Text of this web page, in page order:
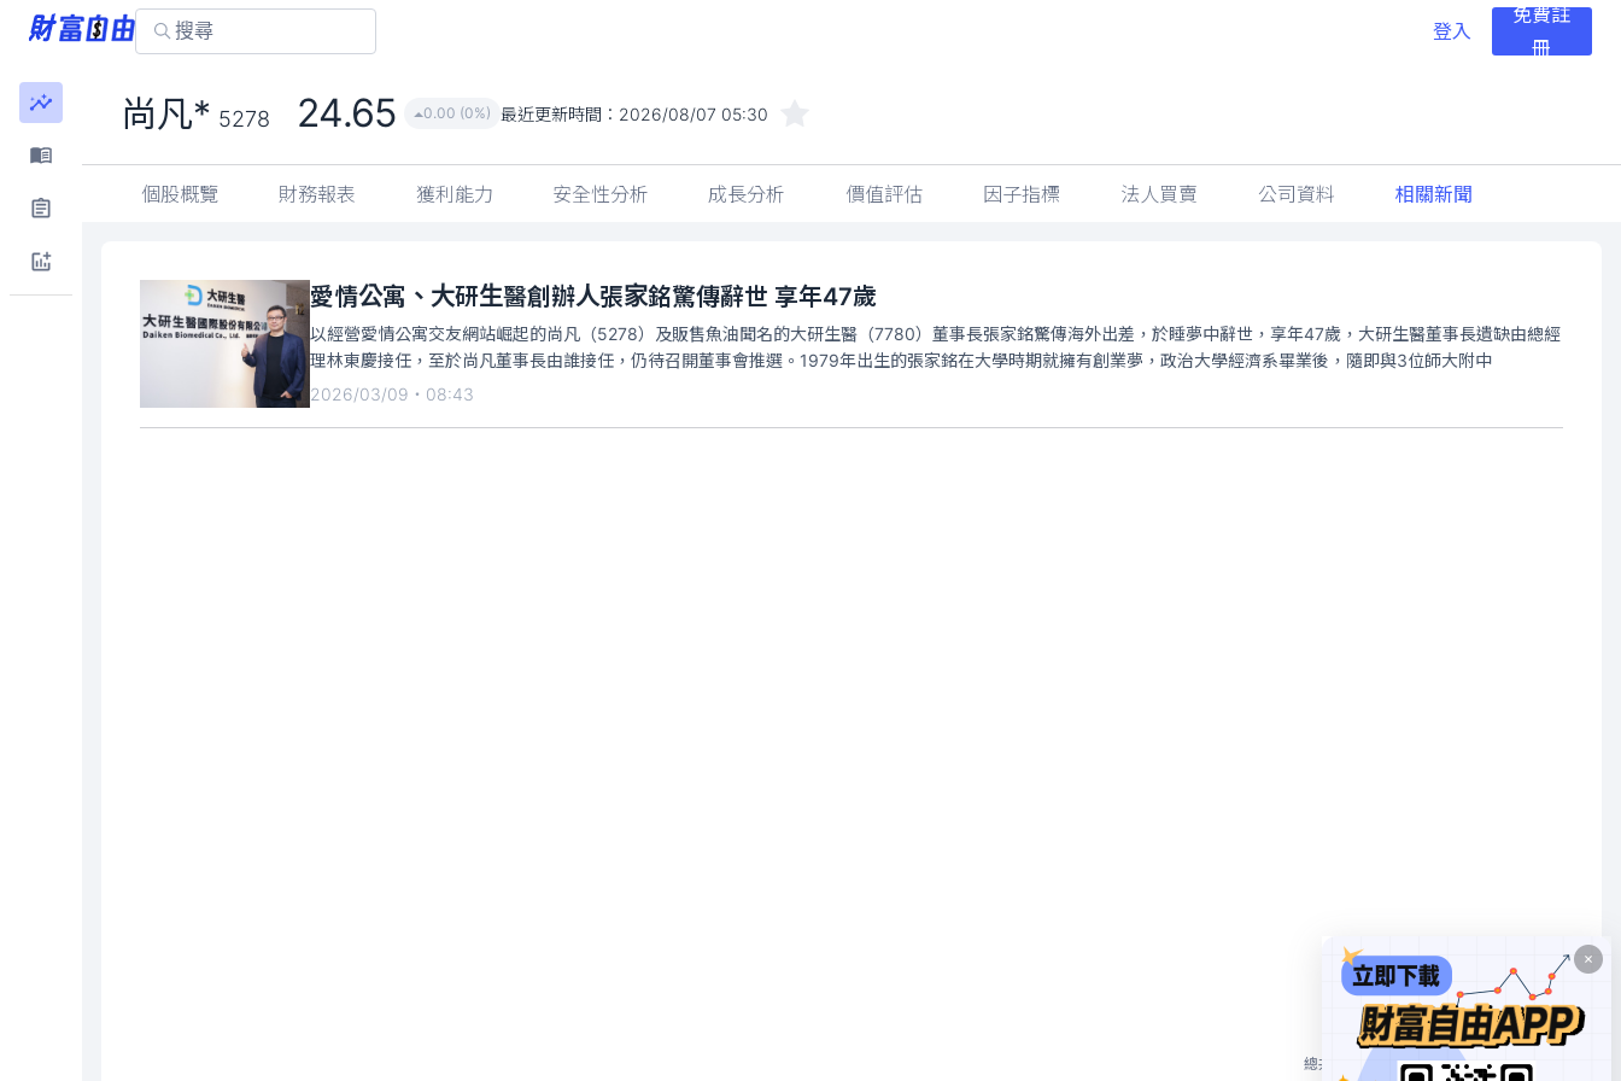
登入
免費註
冊
尚凡* 5278 24.65 0.00 (0%) 最近更新時間： 2026/08/07 05:30
個股概覽 財務報表 獲利能力 安全性分析 成長分析 價值評估 因子指標 法人買賣 公司資料 相關新聞
愛情公寓、大研生醫創辦人張家銘驚傳辭世 享年47歲
以經營愛情公寓交友網站崛起的尚凡（5278）及販售魚油聞名的大研生醫（7780）董事長張家銘驚傳海外出差，於睡夢中辭世，享年47歲，大研生醫董事長遺缺由總經
理林東慶接任，至於尚凡董事長由誰接任，仍待召開董事會推選。1979年出生的張家銘在大學時期就擁有創業夢，政治大學經濟系畢業後，隨即與3位師大附中
2026/03/09・08:43
總共 1 個 10/頁 1